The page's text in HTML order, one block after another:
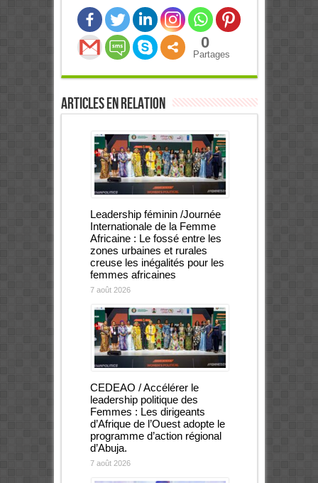
0
Partages
Articles en relation
Leadership féminin /Journée
Internationale de la Femme
Africaine : Le fossé entre les
zones urbaines et rurales
creuse les inégalités pour les
femmes africaines
7 août 2026
CEDEAO / Accélérer le
leadership politique des
Femmes : Les dirigeants
d’Afrique de l’Ouest adopte le
programme d’action régional
d’Abuja.
7 août 2026